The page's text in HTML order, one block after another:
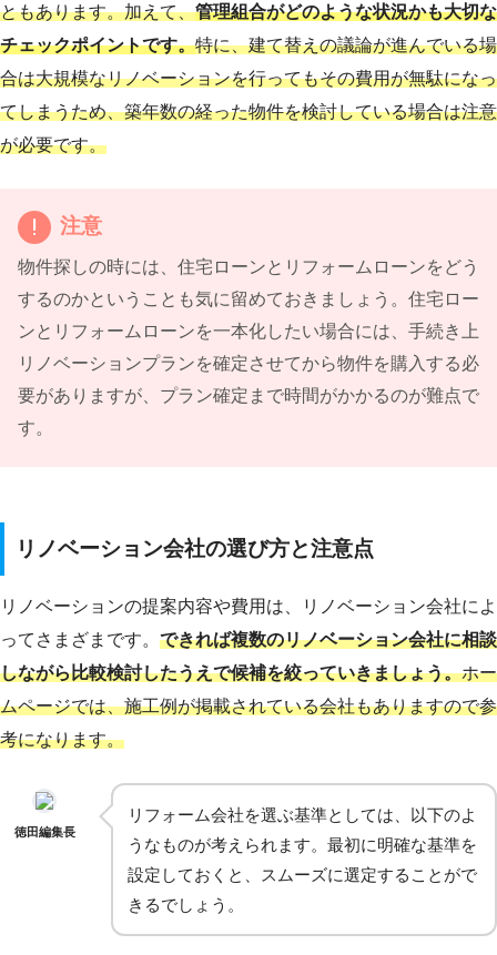
ともあります。加えて、管理組合がどのような状況かも大切な
チェックポイントです。特に、建て替えの議論が進んでいる場
合は大規模なリノベーションを行ってもその費用が無駄になっ
てしまうため、築年数の経った物件を検討している場合は注意
が必要です。
注意
物件探しの時には、住宅ローンとリフォームローンをどう
するのかということも気に留めておきましょう。住宅ロー
ンとリフォームローンを一本化したい場合には、手続き上
リノベーションプランを確定させてから物件を購入する必
要がありますが、プラン確定まで時間がかかるのが難点で
す。
リノベーション会社の選び方と注意点
リノベーションの提案内容や費用は、リノベーション会社によ
ってさまざまです。 できれば複数のリノベーション会社に相談
しながら比較検討したうえで候補を絞っていきましょう。ホー
ムページでは、施工例が掲載されている会社もありますので参
考になります。
徳田編集長
リフォーム会社を選ぶ基準としては、以下のよ
うなものが考えられます。最初に明確な基準を
設定しておくと、スムーズに選定することがで
きるでしょう。